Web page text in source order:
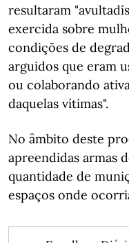
resultaram
exercida sobre
condições de
arguidos que eram
ou colaborando
daquelas vítimas".
No âmbito deste
apreendidas armas
quantidade de
espaços onde